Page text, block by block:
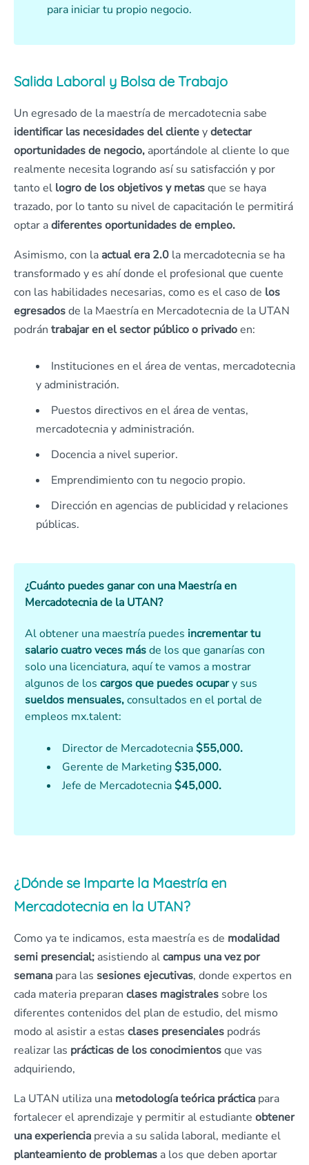
para iniciar tu propio negocio.
Salida Laboral y Bolsa de Trabajo
Un egresado de la maestría de mercadotecnia sabe
identificar las necesidades del clienteydetectar
oportunidades de negocio, aportándole al cliente lo que
realmente necesita logrando así su satisfacción y por
tanto el logro de los objetivos y metasque se haya
trazado, por lo tanto su nivel de capacitación le permitirá
optar adiferentes oportunidades de empleo.
Asimismo, con la actual era 2.0 la mercadotecnia se ha
transformado y es ahí donde el profesional que cuente
con las habilidades necesarias, como es el caso de los
egresadosde la Maestría en Mercadotecnia de la UTAN
podrán trabajar en el sector público o privadoen:
Instituciones en el área de ventas, mercadotecnia
y administración.
Puestos directivos en el área de ventas,
mercadotecnia y administración.
Docencia a nivel superior.
Emprendimiento con tu negocio propio.
Dirección en agencias de publicidad y relaciones
públicas.
¿Cuánto puedes ganar con una Maestría en
Mercadotecnia de la UTAN?
Al obtener una maestría puedes incrementar tu
salario cuatro veces másde los que ganarías con
solo una licenciatura, aquí te vamos a mostrar
algunos de los cargos que puedes ocupary sus
sueldos mensuales,consultados en el portal de
empleos mx.talent:
Director de Mercadotecnia$55,000.
Gerente de Marketing$35,000.
Jefe de Mercadotecnia$45,000.
¿Dónde se Imparte la Maestría en
Mercadotecnia en la UTAN?
Como ya te indicamos, esta maestría es de modalidad
semi presencial; asistiendo alcampus una vez por
semana para las sesiones ejecutivas, donde expertos en
cada materia preparan clases magistrales sobre los
diferentes contenidos del plan de estudio, del mismo
modo al asistir a estas clases presenciales podrás
realizar las prácticas de los conocimientosque vas
adquiriendo,
La UTAN utiliza una metodología teórica práctica para
fortalecer el aprendizaje y permitir al estudiante obtener
una experiencia previa a su salida laboral, mediante el
planteamiento de problemas a los que deben aportar